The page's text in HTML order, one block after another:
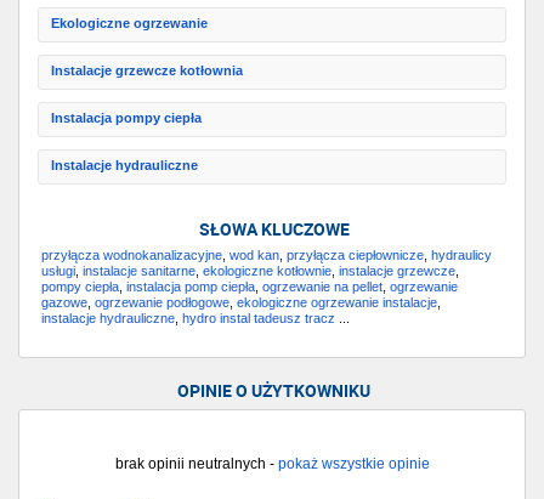
Ekologiczne ogrzewanie
Instalacje grzewcze kotłownia
Instalacja pompy ciepła
Instalacje hydrauliczne
SŁOWA KLUCZOWE
przyłącza wodnokanalizacyjne wod kan przyłącza ciepłownicze hydraulicy
usługi instalacje sanitarne ekologiczne kotłownie instalacje grzewcze
pompy ciepła instalacja pomp ciepła ogrzewanie na pellet ogrzewanie
gazowe ogrzewanie podłogowe ekologiczne ogrzewanie instalacje
instalacje hydrauliczne hydro instal tadeusz tracz
OPINIE O UŻYTKOWNIKU
brak opinii neutralnych - pokaż wszystkie opinie